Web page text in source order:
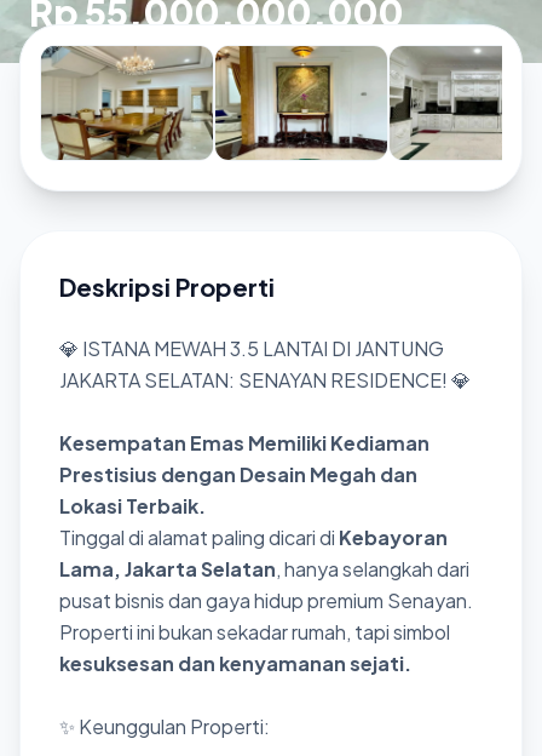
Rp 55.000.000.000
Deskripsi Properti
💎 ISTANA MEWAH 3.5 LANTAI DI JANTUNG
JAKARTA SELATAN: SENAYAN RESIDENCE! 💎
Kesempatan Emas Memiliki Kediaman
Prestisius dengan Desain Megah dan
Lokasi Terbaik.
Tinggal di alamat paling dicari di Kebayoran
Lama, Jakarta Selatan, hanya selangkah dari
pusat bisnis dan gaya hidup premium Senayan.
Properti ini bukan sekadar rumah, tapi simbol
kesuksesan dan kenyamanan sejati.
✨ Keunggulan Properti: